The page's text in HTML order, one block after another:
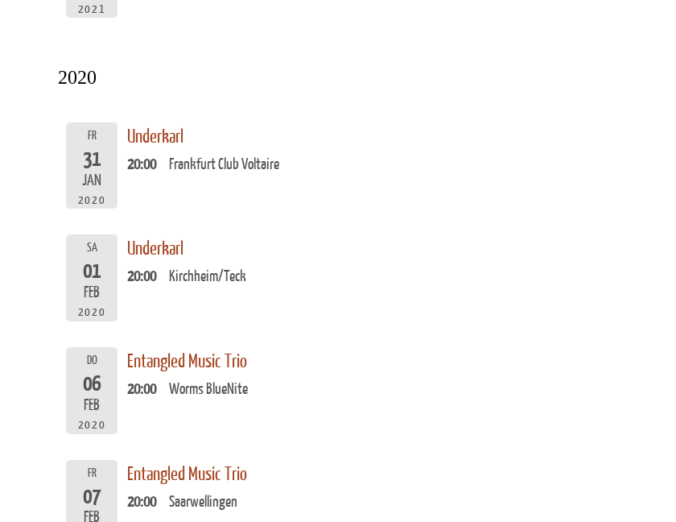
2021
2020
FR
31
JAN
2020
Underkarl
20:00 Frankfurt Club Voltaire
SA
01
FEB
2020
Underkarl
20:00 Kirchheim/Teck
DO
06
FEB
2020
Entangled Music Trio
20:00 Worms BlueNite
FR
07
FEB
Entangled Music Trio
20:00 Saarwellingen